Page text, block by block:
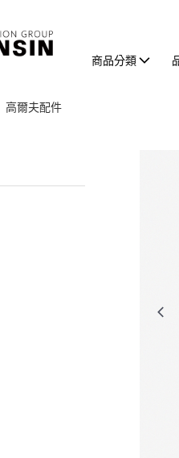
商品分類
高爾夫配件